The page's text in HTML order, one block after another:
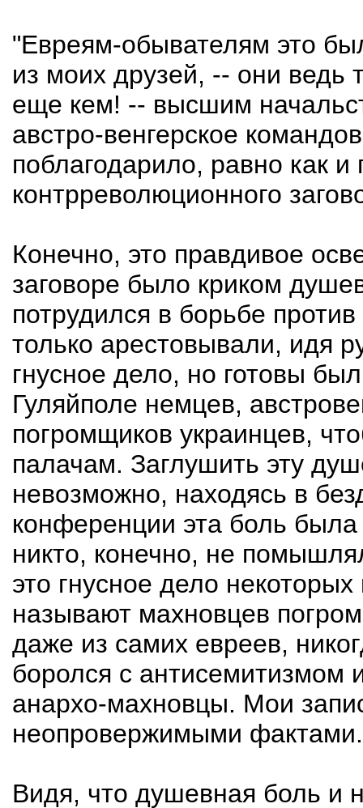
"Евреям-обывателям это
из моих друзей, -- они ведь
еще кем! -- высшим
австро-венгерское
поблагодарило, равно как и
контрреволюционного
Конечно, это правдивое
заговоре было криком
потрудился в борьбе
только арестовывали, идя
гнусное дело, но готовы
Гуляйполе немцев,
погромщиков украинцев,
палачам. Заглушить эту
невозможно, находясь в
конференции эта боль
никто, конечно, не
это гнусное дело
называют махновцев
даже из самих евреев,
боролся с антисемитизмом
анархо-махновцы. Мои
неопровержимыми фактами.
Видя, что душевная боль и